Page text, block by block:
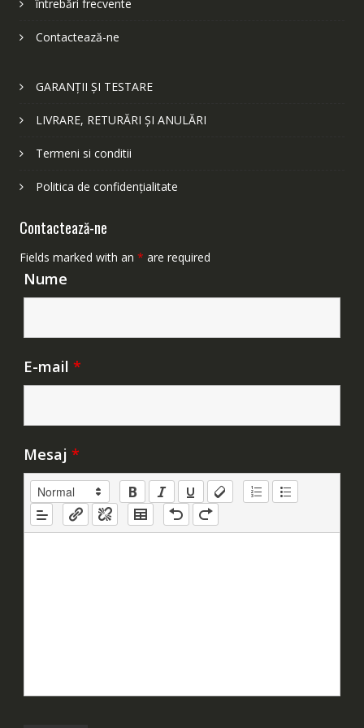
întrebări frecvente
Contactează-ne
GARANȚII ȘI TESTARE
LIVRARE, RETURĂRI ȘI ANULĂRI
Termeni si conditii
Politica de confidențialitate
Contactează-ne
Fields marked with an * are required
Nume
E-mail *
Mesaj *